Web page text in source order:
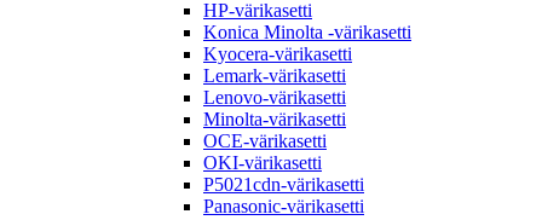
HP-värikasetti
Konica Minolta -värikasetti
Kyocera-värikasetti
Lemark-värikasetti
Lenovo-värikasetti
Minolta-värikasetti
OCE-värikasetti
OKI-värikasetti
P5021cdn-värikasetti
Panasonic-värikasetti